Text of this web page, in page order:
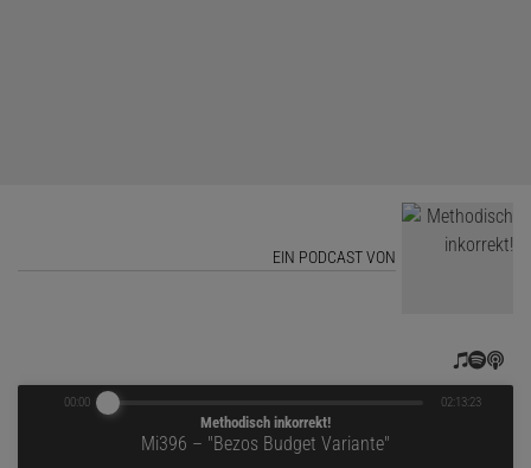
EIN PODCAST VON
Methodisch inkorrekt!
Mi396 – "Bezos Budget Variante"
00:00 02:13:23